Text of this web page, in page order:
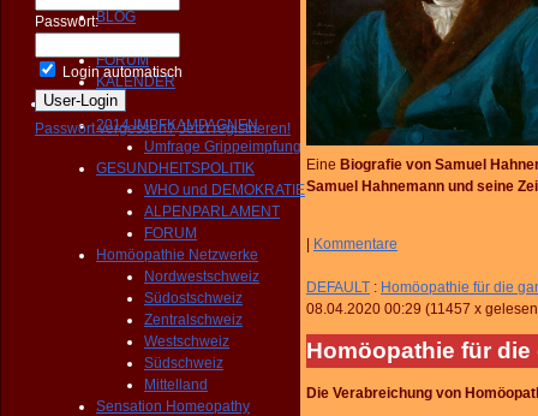
BLOG
NEWS
FORUM
KALENDER
Aktivitäten
2014 IMPFKAMPAGNEN
Umfrage Grippeimpfung
GESUNDHEITSPOLITIK
WHO und DEMOKRATIE
ALPENPARLAMENT
FORUM
Homöopathie Netzwerke
Nordwestschweiz
Südostschweiz
Zentralschweiz
Westschweiz
Südschweiz
Mittelland
Sensation Homeopathy
Passwort:
Login automatisch
Passwort vergessen? Jetzt registrieren!
Eine Biografie von Samuel
Samuel Hahnemann und seine
Kommentare
DEFAULT : Homöopathie für die
08.04.2020 00:29 (11457 x gelesen
Homöopathie für
Die Verabreichung von